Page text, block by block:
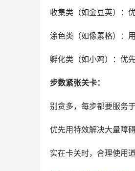
收集类（如金豆荚）：
涂色类（如像素格）：
孵化类（如小鸡）：优
步数紧张关卡：
别贪多，每步都要服务
优先用特效解决大量障
实在卡关时，合理使用